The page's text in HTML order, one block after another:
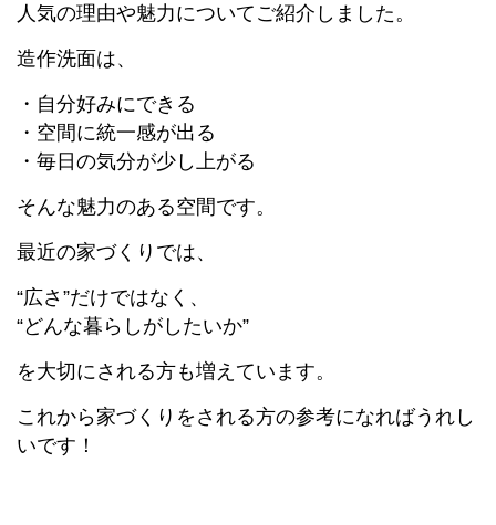
人気の理由や魅力についてご紹介しました。
造作洗面は、
・自分好みにできる
・空間に統一感が出る
・毎日の気分が少し上がる
そんな魅力のある空間です。
最近の家づくりでは、
“広さ”だけではなく、
“どんな暮らしがしたいか”
を大切にされる方も増えています。
これから家づくりをされる方の参考になればうれし
いです！